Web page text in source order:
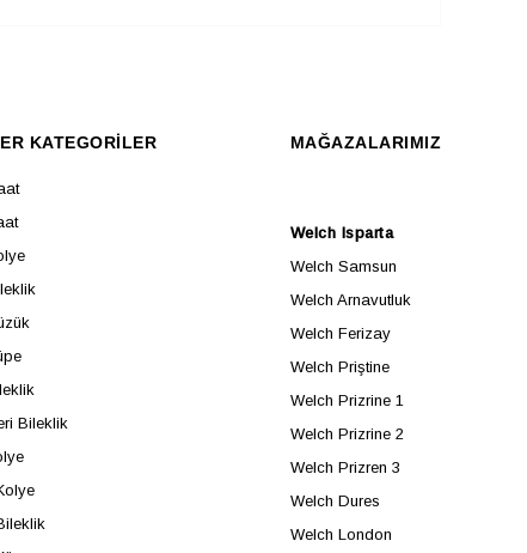
KATEGORİLER
Bileklik
MAĞAZALARIMIZ
Welch Isparta
Welch Samsun
Welch Arnavutluk
Welch Ferizay
Welch Priştine
Welch Prizrine 1
Welch Prizrine 2
Welch Prizren 3
Welch Dures
Welch London